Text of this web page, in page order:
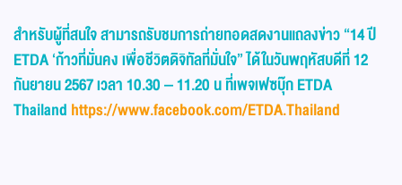
สำหรับผู้ที่สนใจ สามารถรับชมการถ่ายทอดสดงานแถลงข่าว “14 ปี
ETDA ‘ก้าวที่มั่นคง เพื่อชีวิตดิจิทัลที่มั่นใจ” ได้ในวันพฤหัสบดีที่ 12
กันยายน 2567 เวลา 10.30 – 11.20 น ที่เพจเฟซบุ๊กETDA
Thailand https://www.facebook.com/ETDA.Thailand